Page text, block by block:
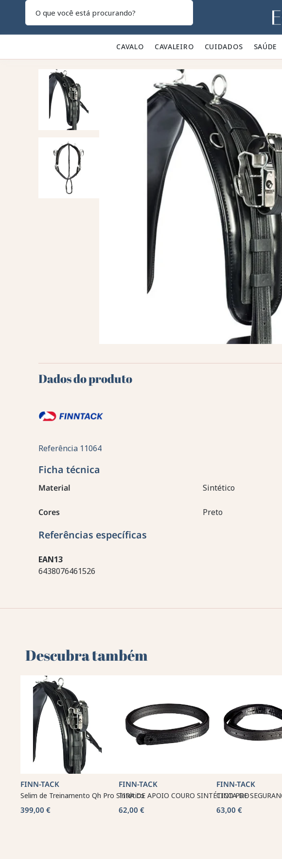
CAVALO 🐎 CAVALEIRO 👕 CUIDADOS 🪮 SAÚDE
Dados do produto
Referência 11064
Ficha técnica
Material Sintético
Cores Preto
Referências específicas
EAN13
6438076461526
Descubra também
FINN-TACK
Selim de Treinamento Qh Pro Sintético
399,00 €
FINN-TACK
TIRA DE APOIO COURO SINTÉTICO PRO
62,00 €
FINN-TACK
CINTA DE
63,00 €